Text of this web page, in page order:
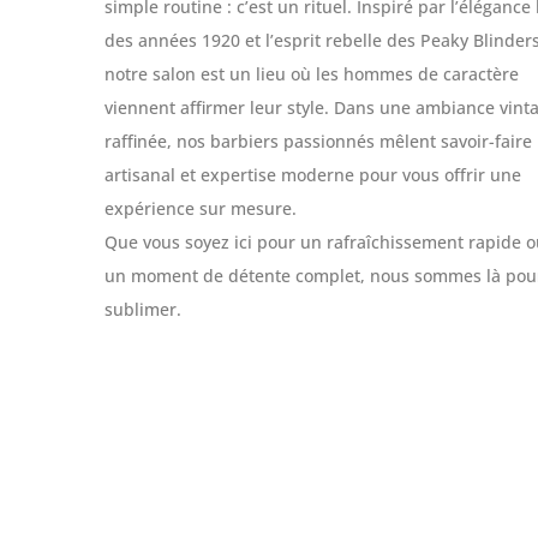
simple routine : c’est un rituel. Inspiré par
des années 1920 et l’esprit rebelle des Peaky
notre salon est un lieu où les hommes de caractère
viennent affirmer leur style. Dans une ambiance
raffinée, nos barbiers passionnés mêlent savoir-faire
artisanal et expertise moderne pour vous offrir une
expérience sur mesure.
Que vous soyez ici pour un rafraîchissement rapide
un moment de détente complet, nous sommes là
sublimer.